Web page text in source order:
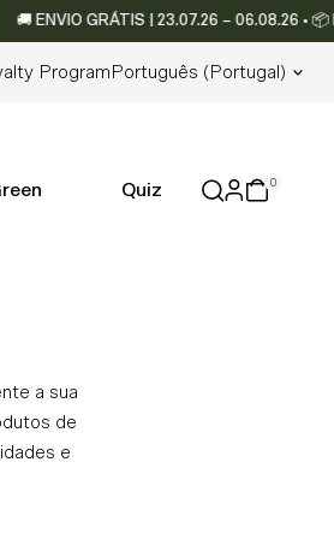
GRÁTIS | 23.07.26 – 06.08.26 • 📦
ProgramPortuguês (portugal)
Quiz 0
a sua
de
e